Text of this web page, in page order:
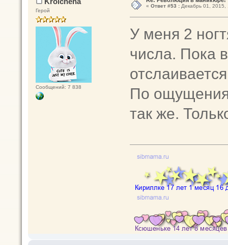
Герой
Сообщений: 7 838
« Ответ #53 :Декабрь 01, 2015,
У меня 2
числа. Пока
По
так же.